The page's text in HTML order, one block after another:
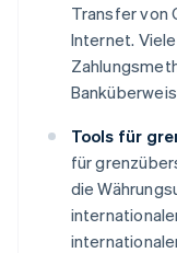
Transfer von
Internet.
Tools für
für
die